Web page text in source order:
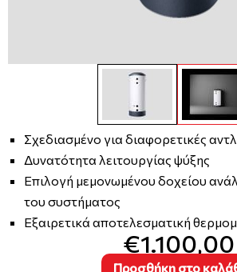
Σχεδιασμένο για διαφορετικές
Δυνατότητα λειτουργίας ψύξης
Επιλογή μεμονωμένου δοχείου
του συστήματος
Εξαιρετικά αποτελεσματική
€1.100,00
Προσθήκη στο